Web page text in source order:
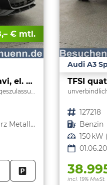
€ mtl.
TFSI quattro 150 kW S line S-LINE, Navi, el. Klappe, Sound, Winter, 18-Zoll, 3-J. Garantie
Mythosschwarz Metallic
FAHRZEUG PARKEN
Audi A3
Fahrzeugnr. 127218
Kraftstoff Benzin
Leistung 150 kW
incl. 19% MwSt.